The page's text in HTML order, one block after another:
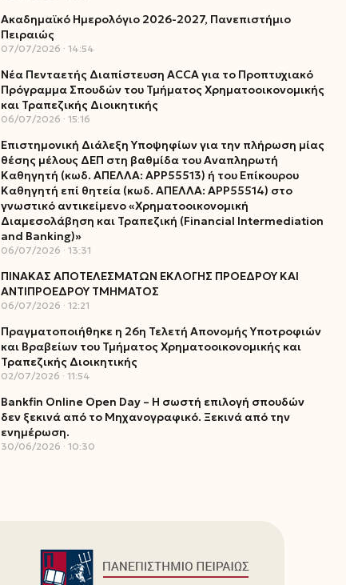
Ακαδημαϊκό Ημερολόγιο 2026-2027, Πανεπιστήμιο
Πειραιώς
07/07/2026 14:54
Νέα Πενταετής Διαπίστευση ACCA για το Προπτυχιακό
Πρόγραμμα Σπουδών του Τμήματος Χρηματοοικονομικής
και Τραπεζικής Διοικητικής
06/07/2026 15:16
Επιστημονική Διάλεξη Υποψηφίων για την πλήρωση μίας
θέσης μέλους ΔΕΠ στη βαθμίδα του Αναπληρωτή
Καθηγητή (κωδ. ΑΠΕΛΛΑ: ΑΡΡ55513) ή του Επίκουρου
Καθηγητή επί θητεία (κωδ. ΑΠΕΛΛΑ: ΑΡΡ55514) στο
γνωστικό αντικείμενο «Χρηματοοικονομική
Διαμεσολάβηση και Τραπεζική (Financial Intermediation
and Banking)»
06/07/2026 13:31
ΠΙΝΑΚΑΣ ΑΠΟΤΕΛΕΣΜΑΤΩΝ ΕΚΛΟΓΗΣ ΠΡΟΕΔΡΟΥ ΚΑΙ
ΑΝΤΙΠΡΟΕΔΡΟΥ ΤΜΗΜΑΤΟΣ
06/07/2026 12:21
Πραγματοποιήθηκε η 26η Τελετή Απονομής Υποτροφιών
και Βραβείων του Τμήματος Χρηματοοικονομικής και
Τραπεζικής Διοικητικής
02/07/2026 11:54
Bankfin Online Open Day – Η σωστή επιλογή σπουδών
δεν ξεκινά από το Μηχανογραφικό. Ξεκινά από την
ενημέρωση.
30/06/2026 10:30